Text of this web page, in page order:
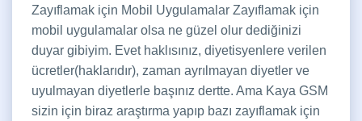
Zayıflamak için Mobil Uygulamalar Zayıflamak için
mobil uygulamalar olsa ne güzel olur dediğinizi
duyar gibiyim. Evet haklısınız, diyetisyenlere verilen
ücretler(haklarıdır), zaman ayrılmayan diyetler ve
uyulmayan diyetlerle başınız dertte. Ama Kaya GSM
sizin için biraz araştırma yapıp bazı zayıflamak için